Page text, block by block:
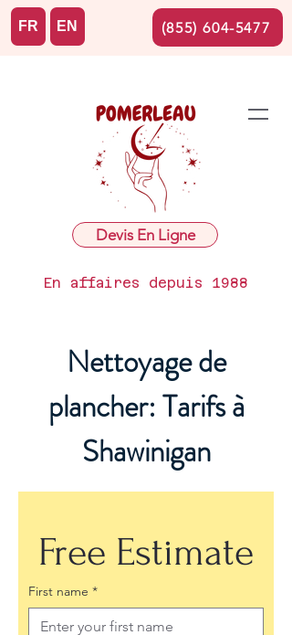
Devis En Ligne
En affaires depuis 1988
FR EN (855) 604-5477
Nettoyage de
plancher: Tarifs à
Shawinigan
Free Estimate
First name *